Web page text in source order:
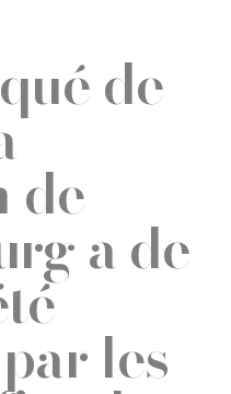
de
de
a de
les